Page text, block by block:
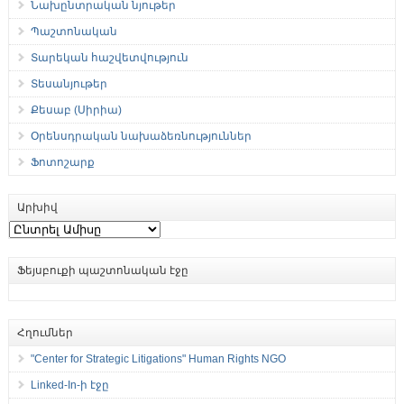
Նախընտրական նյութեր
Պաշտոնական
Տարեկան հաշվետվություն
Տեսանյութեր
Քեսաբ (Սիրիա)
Օրենսդրական նախաձեռնություններ
Ֆոտոշարք
Արխիվ
Արխիվ
Ֆեյսբուքի պաշտոնական էջը
Հղումներ
"Center for Strategic Litigations" Human Rights NGO
Linked-In-ի էջը